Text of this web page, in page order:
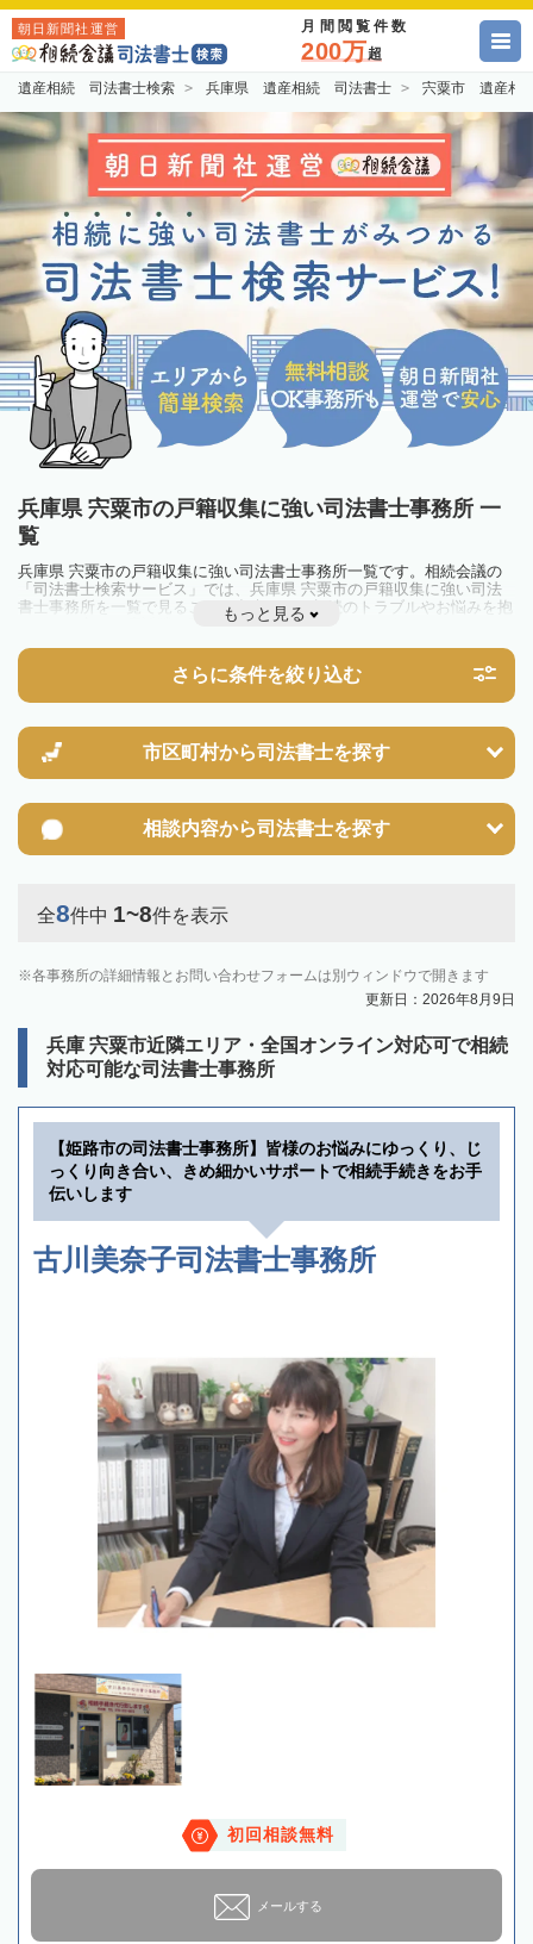
朝日新聞社運営 月間閲覧件数
200万超
遺産相続 司法書士検索 兵庫県 遺産相続 司法書士 宍粟市 遺産相
兵庫県 宍粟市の戸籍収集に強い司法書士事務所 一
覧
兵庫県 宍粟市の戸籍収集に強い司法書士事務所一覧です。相続会議の
「司法書士検索サービス」では、兵庫県 宍粟市の戸籍収集に強い司法
書士事務所を一覧で見ることが出来ます。相続のトラブルやお悩みを抱
えている方は一度近隣の司法書士に相談してみましょう。
もっと見る
さらに条件を絞り込む
市区町村から司法書士を探す
相談内容から司法書士を探す
全8件中 1~8件を表示
各事務所の詳細情報とお問い合わせフォームは別ウィンドウで開きます
更新日：2026年8月9日
兵庫 宍粟市近隣エリア・全国オンライン対応可で相続
対応可能な司法書士事務所
【姫路市の司法書士事務所】皆様のお悩みにゆっくり、じ
っくり向き合い、きめ細かいサポートで相続手続きをお手
伝いします
古川美奈子司法書士事務所
初回相談無料
メールする